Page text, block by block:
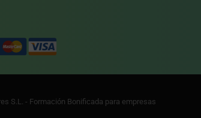
S.L. - Formación Bonificada para empresas